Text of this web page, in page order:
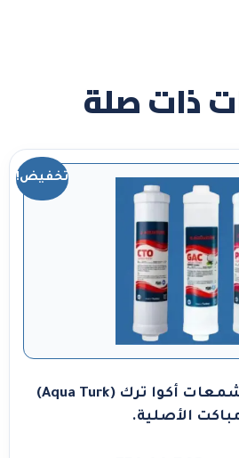
ذات صلة
تخفيض!
سعر ومواصفات شمعات أكوا ترك (Aqua Turk)
الأصلية.